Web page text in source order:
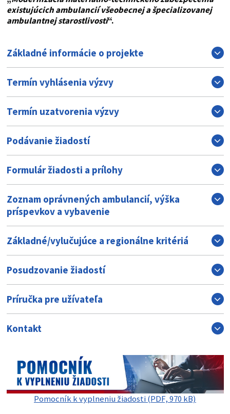
existujúcich ambulancií všeobecnej a špecializovanej
ambulantnej starostlivosti“.
Základné informácie o projekte
Termín vyhlásenia výzvy
Termín uzatvorenia výzvy
Podávanie žiadostí
Formulár žiadosti a prílohy
Zoznam oprávnených ambulancií, výška
príspevkov a vybavenie
Základné/vylučujúce a regionálne kritériá
Posudzovanie žiadostí
Príručka pre užívateľa
Kontakt
Pomocník k vyplneniu žiadosti (PDF, 970 kB)